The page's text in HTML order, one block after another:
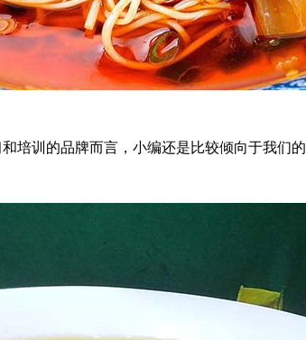
培训的品牌而言，小编还是比较倾向于我们